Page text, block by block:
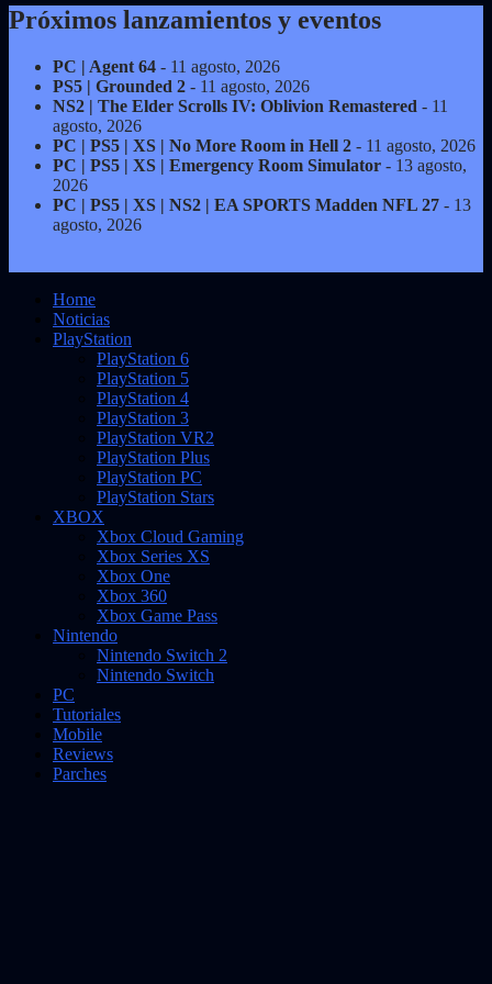
Próximos lanzamientos y eventos
PC | Agent 64 - 11 agosto, 2026
PS5 | Grounded 2 - 11 agosto, 2026
NS2 | The Elder Scrolls IV: Oblivion Remastered - 11
agosto, 2026
PC | PS5 | XS | No More Room in Hell 2 - 11 agosto, 2026
PC | PS5 | XS | Emergency Room Simulator - 13 agosto,
2026
PC | PS5 | XS | NS2 | EA SPORTS Madden NFL 27 - 13
agosto, 2026
Home
Noticias
PlayStation
PlayStation 6
PlayStation 5
PlayStation 4
PlayStation 3
PlayStation VR2
PlayStation Plus
PlayStation PC
PlayStation Stars
XBOX
Xbox Cloud Gaming
Xbox Series XS
Xbox One
Xbox 360
Xbox Game Pass
Nintendo
Nintendo Switch 2
Nintendo Switch
PC
Tutoriales
Mobile
Reviews
Parches